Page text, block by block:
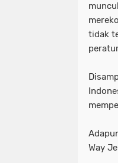
tidak
Way